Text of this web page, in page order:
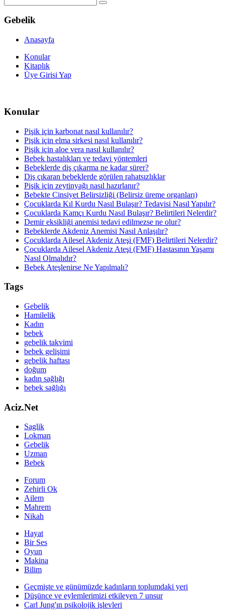
Gebelik
Anasayfa
Konular
Kitaplık
Üye Girisi Yap
Konular
Pişik için karbonat nasıl kullanılır?
Pişik için elma sirkesi nasıl kullanılır?
Pişik için aloe vera nasıl kullanılır?
Bebek hastalıkları ve tedavi yöntemleri
Bebeklerde diş çıkarma ne kadar sürer?
Diş çıkaran bebeklerde görülen rahatsızlıklar
Pişik için zeytinyağı nasıl hazırlanır?
Bebekte Cinsiyet Belirsizliği (Belirsiz üreme organları)
Çocuklarda Kıl Kurdu Nasıl Bulaşır? Tedavisi Nasıl Yapılır?
Çocuklarda Kamçı Kurdu Nasıl Bulaşır? Belirtileri Nelerdir?
Demir eksikliği anemisi tedavi edilmezse ne olur?
Bebeklerde Akdeniz Anemisi Nasıl Anlaşılır?
Çocuklarda Ailesel Akdeniz Ateşi (FMF) Belirtileri Nelerdir?
Çocuklarda Ailesel Akdeniz Ateşi (FMF) Hastasının Yaşamı
Nasıl Olmalıdır?
Bebek Ateşlenirse Ne Yapılmalı?
Tags
Gebelik
Hamilelik
Kadın
bebek
gebelik takvimi
bebek gelişimi
gebelik haftası
doğum
kadın sağlığı
bebek sağlığı
Aciz.Net
Saglik
Lokman
Gebelik
Uzman
Bebek
Forum
Zehirli Ok
Ailem
Mahrem
Nikah
Hayat
Bir Ses
Oyun
Makina
Bilim
Geçmişte ve günümüzde kadınların toplumdaki yeri
Düşünce ve eylemlerimizi etkileyen 7 unsur
Carl Jung'ın psikolojik işlevleri